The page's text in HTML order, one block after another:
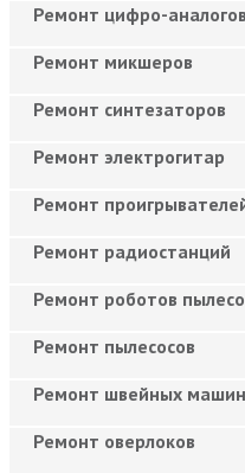
Ремонт цифро-
Ремонт микшеров
Ремонт синтезаторов
Ремонт электрогитар
Ремонт
Ремонт радиостанций
Ремонт роботов
Ремонт пылесосов
Ремонт швейных машин
Ремонт оверлоков